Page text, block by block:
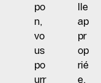
po
n,
vo
us
po
urr
lle
ap
pr
op
rié
e,